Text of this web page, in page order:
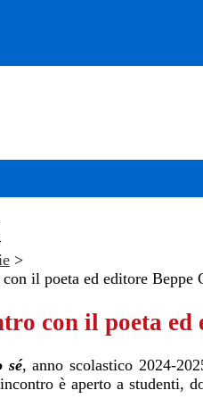
>
il poeta ed editore Beppe
con il poeta ed
sé, anno scolastico 2024-
è aperto astudenti,